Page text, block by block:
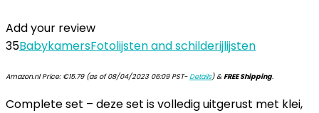
Add your review
35BabykamersFotolijsten and schilderijlijsten
Amazon.nl Price: €15.79(as of 08/04/2023 06:09 PST-Details)&FREE Shipping.
Complete set – deze set is volledig uitgerust met klei,